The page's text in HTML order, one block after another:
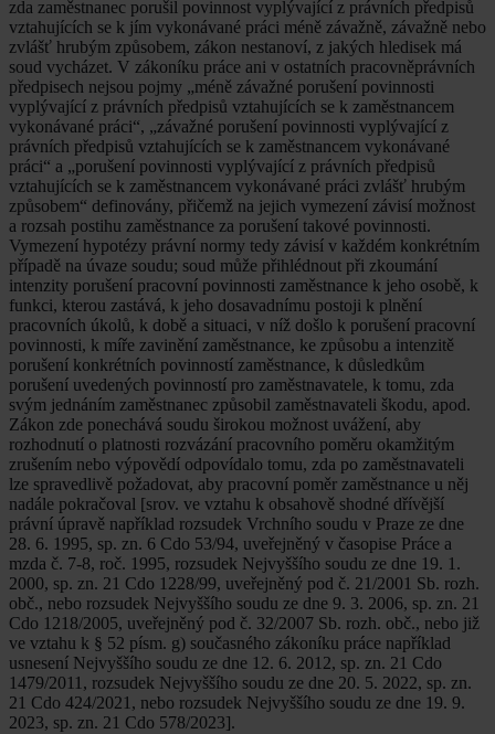
zda zaměstnanec porušil povinnost vyplývající z právních předpisů
vztahujících se k jím vykonávané práci méně závažně, závažně nebo
zvlášť hrubým způsobem, zákon nestanoví, z jakých hledisek má
soud vycházet. V zákoníku práce ani v ostatních pracovněprávních
předpisech nejsou pojmy „méně závažné porušení povinnosti
vyplývající z právních předpisů vztahujících se k zaměstnancem
vykonávané práci“, „závažné porušení povinnosti vyplývající z
právních předpisů vztahujících se k zaměstnancem vykonávané
práci“ a „porušení povinnosti vyplývající z právních předpisů
vztahujících se k zaměstnancem vykonávané práci zvlášť hrubým
způsobem“ definovány, přičemž na jejich vymezení závisí možnost
a rozsah postihu zaměstnance za porušení takové povinnosti.
Vymezení hypotézy právní normy tedy závisí v každém konkrétním
případě na úvaze soudu; soud může přihlédnout při zkoumání
intenzity porušení pracovní povinnosti zaměstnance k jeho osobě, k
funkci, kterou zastává, k jeho dosavadnímu postoji k plnění
pracovních úkolů, k době a situaci, v níž došlo k porušení pracovní
povinnosti, k míře zavinění zaměstnance, ke způsobu a intenzitě
porušení konkrétních povinností zaměstnance, k důsledkům
porušení uvedených povinností pro zaměstnavatele, k tomu, zda
svým jednáním zaměstnanec způsobil zaměstnavateli škodu, apod.
Zákon zde ponechává soudu širokou možnost uvážení, aby
rozhodnutí o platnosti rozvázání pracovního poměru okamžitým
zrušením nebo výpovědí odpovídalo tomu, zda po zaměstnavateli
lze spravedlivě požadovat, aby pracovní poměr zaměstnance u něj
nadále pokračoval [srov. ve vztahu k obsahově shodné dřívější
právní úpravě například rozsudek Vrchního soudu v Praze ze dne
28. 6. 1995, sp. zn. 6 Cdo 53/94, uveřejněný v časopise Práce a
mzda č. 7-8, roč. 1995, rozsudek Nejvyššího soudu ze dne 19. 1.
2000, sp. zn. 21 Cdo 1228/99, uveřejněný pod č. 21/2001 Sb. rozh.
obč., nebo rozsudek Nejvyššího soudu ze dne 9. 3. 2006, sp. zn. 21
Cdo 1218/2005, uveřejněný pod č. 32/2007 Sb. rozh. obč., nebo již
ve vztahu k § 52 písm. g) současného zákoníku práce například
usnesení Nejvyššího soudu ze dne 12. 6. 2012, sp. zn. 21 Cdo
1479/2011, rozsudek Nejvyššího soudu ze dne 20. 5. 2022, sp. zn.
21 Cdo 424/2021, nebo rozsudek Nejvyššího soudu ze dne 19. 9.
2023, sp. zn. 21 Cdo 578/2023].